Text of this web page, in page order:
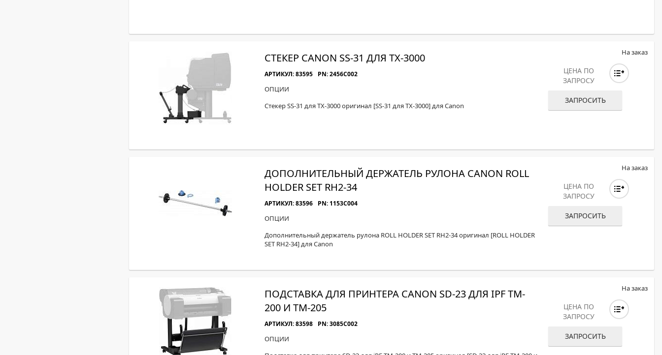
СТЕКЕР CANON SS-31 ДЛЯ TX-3000
АРТИКУЛ: 83595 PN: 2456C002
ОПЦИИ
Стекер SS-31 для TX-3000 оригинал [SS-31 для TX-3000] для Canon
На заказ
ЦЕНА ПО
ЗАПРОСУ
ЗАПРОСИТЬ
ДОПОЛНИТЕЛЬНЫЙ ДЕРЖАТЕЛЬ РУЛОНА CANON ROLL
HOLDER SET RH2-34
АРТИКУЛ: 83596 PN: 1153C004
ОПЦИИ
Дополнительный держатель рулона ROLL HOLDER SET RH2-34 оригинал [ROLL HOLDER
SET RH2-34] для Canon
На заказ
ЦЕНА ПО
ЗАПРОСУ
ЗАПРОСИТЬ
ПОДСТАВКА ДЛЯ ПРИНТЕРА CANON SD-23 ДЛЯ IPF TM-
200 И ТМ-205
АРТИКУЛ: 83598 PN: 3085C002
ОПЦИИ
На заказ
ЦЕНА ПО
ЗАПРОСУ
ЗАПРОСИТЬ